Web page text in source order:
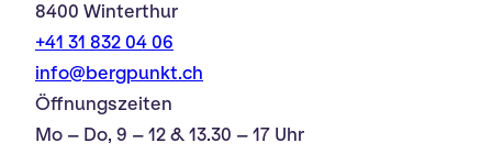
8400 Winterthur
+41 31 832 04 06
info@bergpunkt.ch
Öffnungszeiten
Mo – Do, 9 – 12 & 13.30 – 17 Uhr